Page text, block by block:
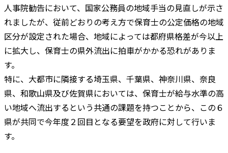
人事院勧告において、国家公務員の地域手当の見直しが示さ
れましたが、従前どおりの考え方で保育士の公定価格の地域
区分が設定された場合、地域によっては都府県格差が今以上
に拡大し、保育士の県外流出に拍車がかかる恐れがありま
す。
特に、大都市に隣接する埼玉県、千葉県、神奈川県、奈良
県、和歌山県及び佐賀県においては、保育士が給与水準の高
い地域へ流出するという共通の課題を持つことから、この６
県が共同で今年度２回目となる要望を政府に対して行いま
す。